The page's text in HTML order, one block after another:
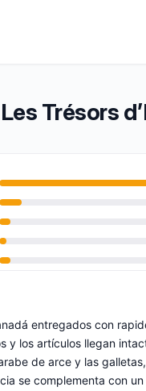
Trésors
10
entregados con
y los artículos llegan
de arce y las
se complementa con